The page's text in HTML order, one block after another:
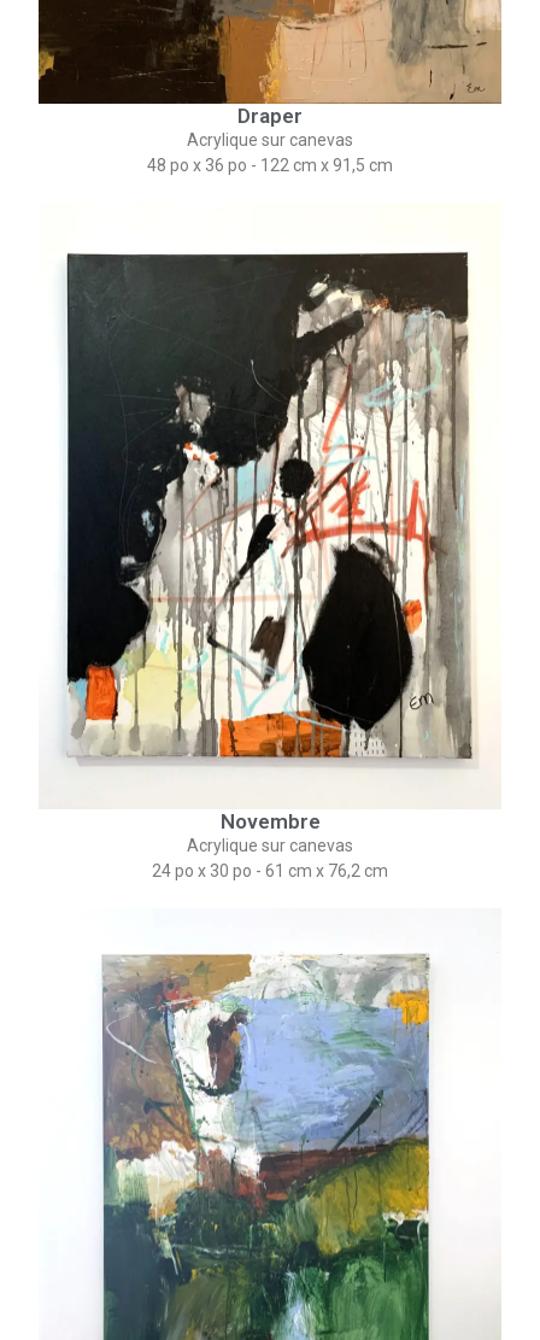
Draper
Acrylique sur canevas
48 po x 36 po - 122 cm x 91,5 cm
Novembre
Acrylique sur canevas
24 po x 30 po - 61 cm x 76,2 cm​